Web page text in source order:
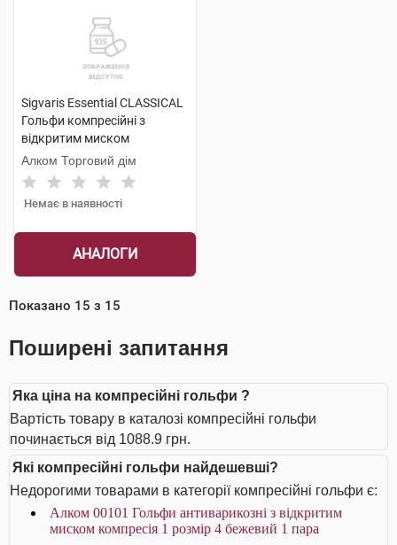
Sigvaris Essential CLASSICAL
Гольфи компресійні з
відкритим миском
компресія 2 medium 1 пара
Алком Торговий дім
Немає в наявності
АНАЛОГИ
Показано 15 з 15
Поширені запитання
Яка ціна на компресійні гольфи ?
Вартість товару в каталозі компресійні гольфи
починається від 1088.9 грн.
Які компресійні гольфи найдешевші?
Недорогими товарами в категорії компресійні гольфи є:
Алком 00101 Гольфи антиварикозні з відкритим
миском компресія 1 розмір 4 бежевий 1 пара